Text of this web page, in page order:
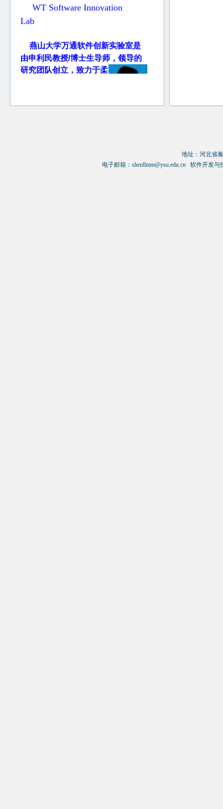
Lab
由申利民教授/博士生导师，领导的
研究团队创立，致力于柔
性软件、企业管理信息
2005-2007年由国家留学基金派遣到美
地址： 河北省
电子邮箱： shenllmm@ysu.edu.cn软件开发与